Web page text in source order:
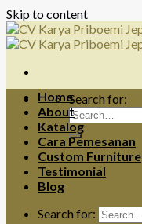
Skip to content
Search for:
Home
About
Katalog
Cara Pemesanan
Custom Furniture
Testimonial
Blog
Search for: